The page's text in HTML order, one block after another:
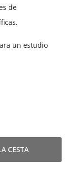
de
un estudio
CESTA